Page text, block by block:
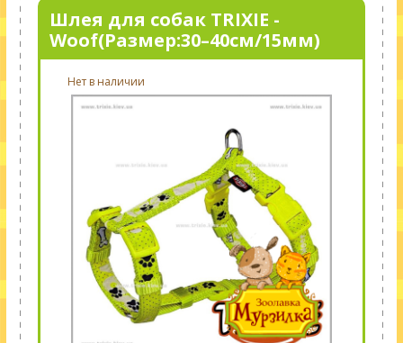
Шлея для собак TRIXIE -
Woof(Размер:30–40см/15мм)
Нет в наличии